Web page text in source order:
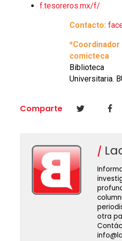
f.tesoreros.mx/f/
Contacto:
comicteca
Biblioteca
Universitaria.
Comparte
otra